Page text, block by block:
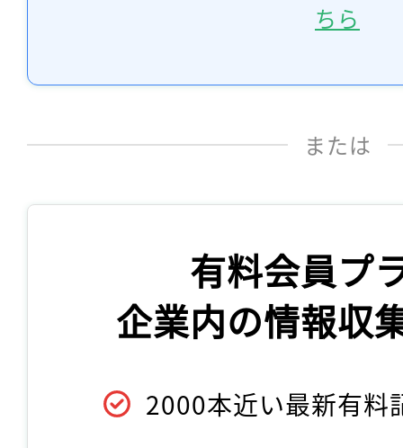
ちら
または
有料会員プ
企業内の情報収
2000本近い最新有料